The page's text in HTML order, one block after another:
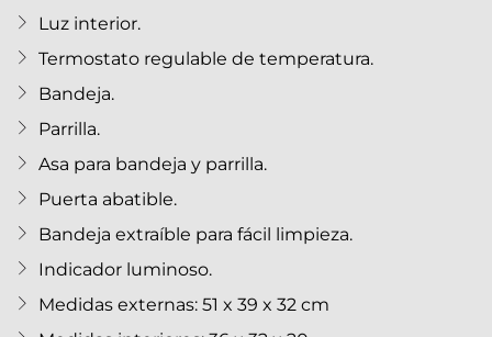
Luz interior.
Termostato regulable de temperatura.
Bandeja.
Parrilla.
Asa para bandeja y parrilla.
Puerta abatible.
Bandeja extraíble para fácil limpieza.
Indicador luminoso.
Medidas externas: 51 x 39 x 32 cm